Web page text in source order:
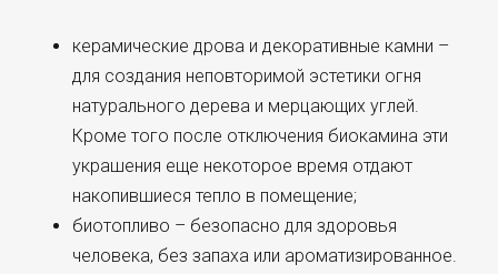
керамические дрова и декоративные камни –
для создания неповторимой эстетики огня
натурального дерева и мерцающих углей.
Кроме того после отключения биокамина эти
украшения еще некоторое время отдают
накопившиеся тепло в помещение;
биотопливо – безопасно для здоровья
человека, без запаха или ароматизированное.